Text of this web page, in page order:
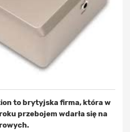
to brytyjska firma, która w
przebojem wdarła się na